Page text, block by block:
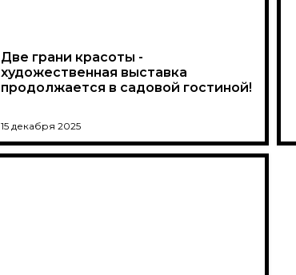
Две грани красоты -
художественная выставка
продолжается в садовой гостиной!
15 декабря 2025